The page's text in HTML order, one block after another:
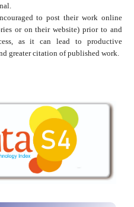
to post their work online
or on their website) prior to and
as it can lead to productive
greater citation of published work.